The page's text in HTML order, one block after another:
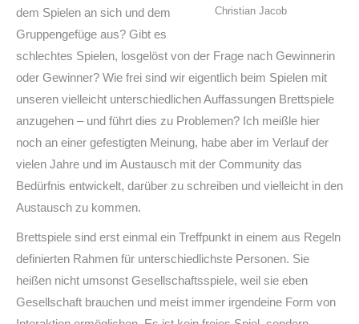
Christian Jacob
dem Spielen an sich und dem
Gruppengefüge aus? Gibt es
schlechtes Spielen, losgelöst von der Frage nach Gewinnerin
oder Gewinner? Wie frei sind wir eigentlich beim Spielen mit
unseren vielleicht unterschiedlichen Auffassungen Brettspiele
anzugehen – und führt dies zu Problemen? Ich meißle hier
noch an einer gefestigten Meinung, habe aber im Verlauf der
vielen Jahre und im Austausch mit der Community das
Bedürfnis entwickelt, darüber zu schreiben und vielleicht in den
Austausch zu kommen.
Brettspiele sind erst einmal ein Treffpunkt in einem aus Regeln
definierten Rahmen für unterschiedlichste Personen. Sie
heißen nicht umsonst Gesellschaftsspiele, weil sie eben
Gesellschaft brauchen und meist immer irgendeine Form von